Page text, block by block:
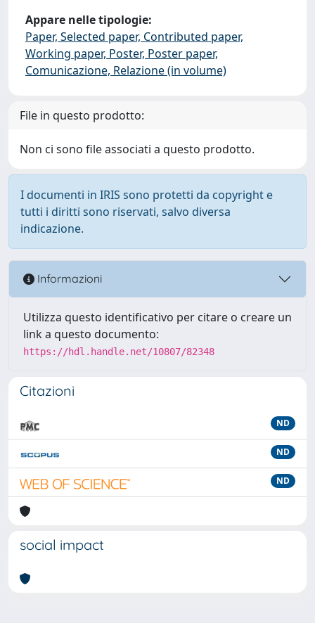
Appare nelle tipologie:
Paper, Selected paper, Contributed paper,
Working paper, Poster, Poster paper,
Comunicazione, Relazione (in volume)
File in questo prodotto:
Non ci sono file associati a questo prodotto.
I documenti in IRIS sono protetti da copyright e
tutti i diritti sono riservati, salvo diversa
indicazione.
Informazioni
Utilizza questo identificativo per citare o creare un
link a questo documento:
https://hdl.handle.net/10807/82348
Citazioni
ND
ND
ND
social impact